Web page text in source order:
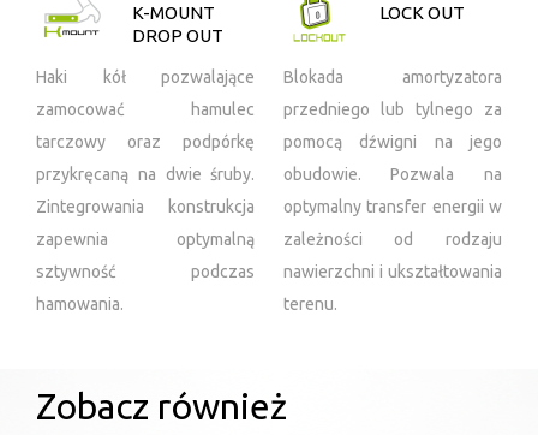
K-MOUNT
DROP OUT
Haki kół pozwalające
zamocować hamulec
tarczowy oraz podpórkę
przykręcaną na dwie śruby.
Zintegrowania konstrukcja
zapewnia optymalną
sztywność podczas
hamowania.
LOCK OUT
Blokada amortyzatora
przedniego lub tylnego za
pomocą dźwigni na jego
obudowie. Pozwala na
optymalny transfer energii w
zależności od rodzaju
nawierzchni i ukształtowania
terenu.
Zobacz również